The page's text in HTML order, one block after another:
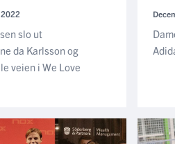
2022
slo ut
da Karlsson og
veien i We Love